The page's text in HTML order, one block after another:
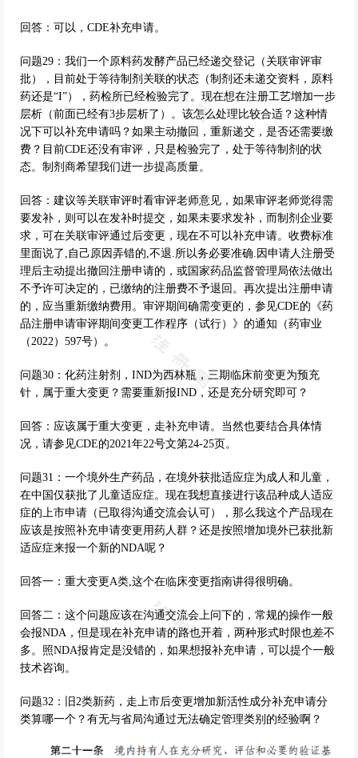
回答：可以，CDE补充申请。
问题29：我们一个原料药发酵产品已经递交登记（关联审评审
批），目前处于等待制剂关联的状态（制剂还未递交资料，原料
药还是“I”），药检所已经检验完了。现在想在注册工艺增加一步
层析（前面已经有3步层析了）。该怎么处理比较合适？这种情
况下可以补充申请吗？如果主动撤回，重新递交，是否还需要缴
费？目前CDE还没有审评，只是检验完了，处于等待制剂的状
态。制剂商希望我们进一步提高质量。
回答：建议等关联审评时看审评老师意见，如果审评老师觉得需
要发补，则可以在发补时提交，如果未要求发补，而制剂企业要
求，可在关联审评通过后变更，现在不可以补充申请。收费标准
里面说了,自己原因弄错的,不退.所以务必要准确.因申请人注册受
理后主动提出撤回注册申请的，或国家药品监督管理局依法做出
不予许可决定的，已缴纳的注册费不予退回。再次提出注册申请
的，应当重新缴纳费用。审评期间确需变更的，参见CDE的《药
品注册申请审评期间变更工作程序（试行）》的通知（药审业
（2022）597号）。
问题30：化药注射剂，IND为西林瓶，三期临床前变更为预充
针，属于重大变更？需要重新报IND，还是充分研究即可？
回答：应该属于重大变更，走补充申请。当然也要结合具体情
况，请参见CDE的2021年22号文第24-25页。
问题31：一个境外生产药品，在境外获批适应症为成人和儿童，
在中国仅获批了儿童适应症。现在我想直接进行该品种成人适应
症的上市申请（已取得沟通交流会认可），那么我这个产品现在
应该是按照补充申请变更用药人群？还是按照增加境外已获批新
适应症来报一个新的NDA呢？
回答一：重大变更A类,这个在临床变更指南讲得很明确。
回答二：这个问题应该在沟通交流会上问下的，常规的操作一般
会报NDA，但是现在补充申请的路也开着，两种形式时限也差不
多。照NDA报肯定是没错的，如果想报补充申请，可以提个一般
技术咨询。
问题32：旧2类新药，走上市后变更增加新活性成分补充申请分
类算哪一个？有无与省局沟通过无法确定管理类别的经验啊？